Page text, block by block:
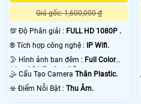
Giá gốc: 1,600,000 ₫
💯 Độ Phân giải : FULL HD 1080P .
®️ Tích hợp công nghệ :
IP Wifi.
🌛 Hình ảnh ban đêm : Full Color
30m Có Màu Ban Ðêm.
🤹 Cấu Tạo Camera Thân Plastic.
️☣️ Điểm Nỗi Bật : Thu Âm.